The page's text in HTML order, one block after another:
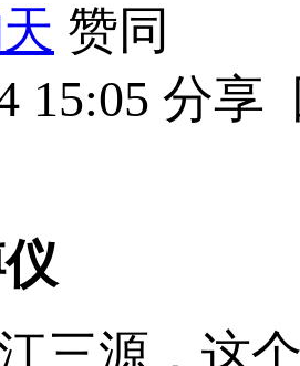
赞同
15:05 分享
三源，这